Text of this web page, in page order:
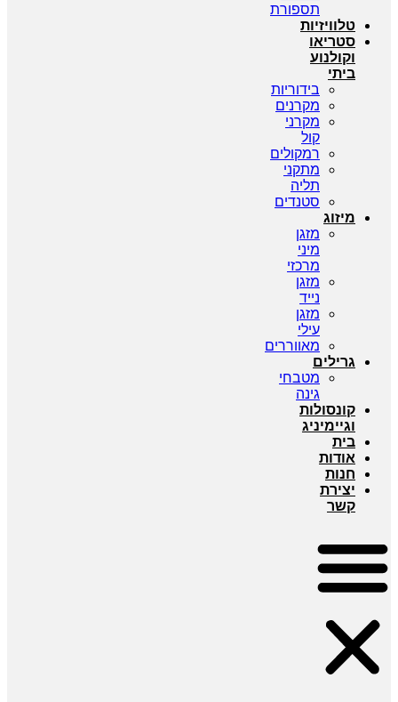
תספורת
טלוויזיות
סטריאו
וקולנוע
ביתי
בידוריות
מקרנים
מקרני
קול
רמקולים
מתקני
תליה
סטנדים
מיזוג
מזגן
מיני
מרכזי
מזגן
נייד
מזגן
עילי
מאווררים
גרילים
מטבחי
גינה
קונסולות
וגיימיניג
בית
אודות
חנות
יצירת
קשר